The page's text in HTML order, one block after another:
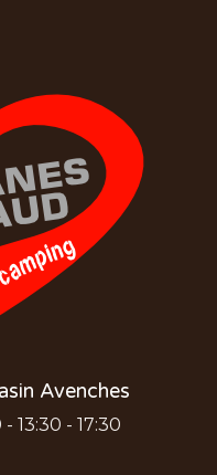
Avenches
13:30 - 17:30